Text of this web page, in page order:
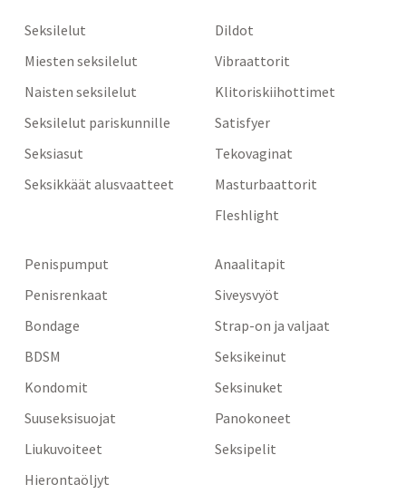
Seksilelut
Miesten seksilelut
Naisten seksilelut
Seksilelut pariskunnille
Seksiasut
Seksikkäät alusvaatteet
Dildot
Vibraattorit
Klitoriskiihottimet
Satisfyer
Tekovaginat
Masturbaattorit
Fleshlight
Penispumput
Penisrenkaat
Bondage
BDSM
Kondomit
Suuseksisuojat
Liukuvoiteet
Hierontaöljyt
Anaalitapit
Siveysvyöt
Strap-on ja valjaat
Seksikeinut
Seksinuket
Panokoneet
Seksipelit